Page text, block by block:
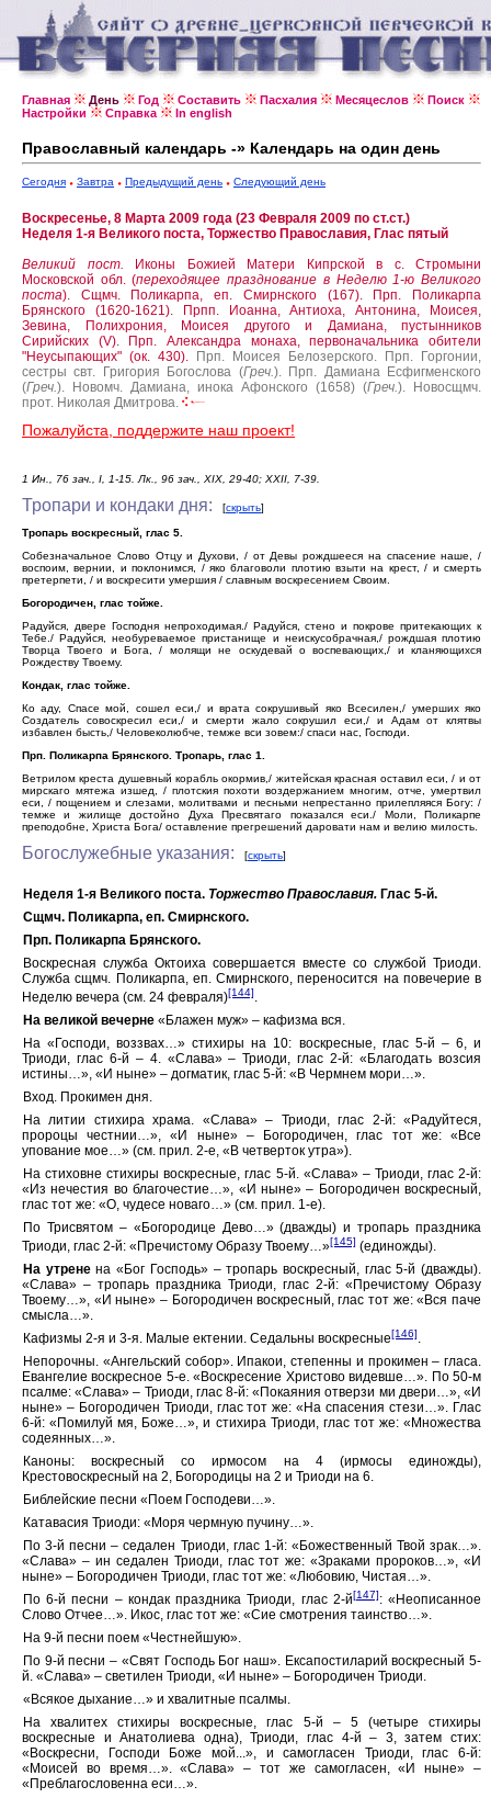
Главная День Год Составить Пасхалия Месяцеслов
Поиск
Настройки
Справка In english
Православный календарь -» Календарь на один день
Сегодня Завтра Предыдущий день Следующий день
Воскресенье, 8 Марта 2009 года (23 Февраля 2009 по ст.ст.)
Неделя 1-я Великого поста, Торжество Православия, Глас пятый
Великий пост.
Иконы Божией Матери Кипрской в с. Стромыни
Московской обл. (переходящее празднование в Неделю 1-ю Великого
поста). Сщмч. Поликарпа, еп. Смирнского (167).
Прп. Поликарпа
Брянского (1620-1621).
Прпп. Иоанна, Антиоха, Антонина, Моисея,
Зевина, Полихрония, Моисея другого и Дамиана, пустынников
Сирийских (V).
Прп. Александра монаха, первоначальника обители
"Неусыпающих" (ок. 430).
Прп. Моисея Белозерского.
Прп. Горгонии,
сестры свт. Григория Богослова (Греч.). Прп. Дамиана Есфигменского
(Греч.). Новомч. Дамиана, инока Афонского (1658) (Греч.).
Новосщмч.
прот. Николая Дмитрова.
Пожалуйста, поддержите наш проект!
1 Ин., 76 зач., I, 1-15. Лк., 96 зач., XIX, 29-40; XXII, 7-39.
Тропари и кондаки дня: [скрыть]
Тропарь воскресный, глас 5.
Собезначальное Слово Отцу и Духови, / от Девы рождшееся на спасение наше, /
воспоим, вернии, и поклонимся, / яко благоволи плотию взыти на крест, / и смерть
претерпети, / и воскресити умершия / славным воскресением Своим.
Богородичен, глас тойже.
Радуйся, двере Господня непроходимая./ Радуйся, стено и покрове притекающих к
Тебе./ Радуйся, необуреваемое пристанище и неискусобрачная,/ рождшая плотию
Творца Твоего и Бога, / молящи не оскудевай о воспевающих,/ и кланяющихся
Рождеству Твоему.
Кондак, глас тойже.
Ко аду, Спасе мой, сошел еси,/ и врата сокрушивый яко Всесилен,/ умерших яко
Создатель совоскресил еси,/ и смерти жало сокрушил еси,/ и Адам от клятвы
избавлен бысть,/ Человеколюбче, темже вси зовем:/ спаси нас, Господи.
Прп. Поликарпа Брянского. Тропарь, глас 1.
Ветрилом креста душевный корабль окормив,/ житейская красная оставил еси, / и от
мирскаго мятежа изшед, / плотския похоти воздержанием многим, отче, умертвил
еси, / пощением и слезами, молитвами и песньми непрестанно прилепляяся Богу: /
темже и жилище достойно Духа Пресвятаго показался еси./ Моли, Поликарпе
преподобне, Христа Бога/ оставление прегрешений даровати нам и велию милость.
Богослужебные указания: [скрыть]
Неделя 1-я Великого поста. Торжество Православия. Глас 5-й.
Сщмч. Поликарпа, еп. Смирнского.
Прп. Поликарпа Брянского.
Воскресная служба Октоиха совершается вместе со службой Триоди.
Служба сщмч. Поликарпа, еп. Смирнского, переносится на повечерие в
Неделю вечера (см. 24 февраля)[144].
На великой вечерне «Блажен муж» – кафизма вся.
На «Господи, воззвах…» стихиры на 10: воскресные, глас 5-й – 6, и
Триоди, глас 6-й – 4. «Слава» – Триоди, глас 2-й: «Благодать возсия
истины…», «И ныне» – догматик, глас 5-й: «В Чермнем мори…».
Вход. Прокимен дня.
На литии стихира храма. «Слава» – Триоди, глас 2-й: «Радуйтеся,
пророцы честнии…», «И ныне» – Богородичен, глас тот же: «Все
упование мое…» (см. прил. 2-е, «В четверток утра»).
На стиховне стихиры воскресные, глас 5-й. «Слава» – Триоди, глас 2-й:
«Из нечестия во благочестие…», «И ныне» – Богородичен воскресный,
глас тот же: «О, чудесе новаго…» (см. прил. 1-е).
По Трисвятом – «Богородице Дево…» (дважды) и тропарь праздника
Триоди, глас 2-й: «Пречистому Образу Твоему…»[145] (единожды).
На утренена «Бог Господь» – тропарь воскресный, глас 5-й (дважды).
«Слава» – тропарь праздника Триоди, глас 2-й: «Пречистому Образу
Твоему…», «И ныне» – Богородичен воскресный, глас тот же: «Вся паче
смысла…».
Кафизмы 2-я и 3-я. Малые ектении. Седальны воскресные[146].
Непорочны. «Ангельский собор». Ипакои, степенны и прокимен – гласа.
Евангелие воскресное 5-е. «Воскресение Христово видевше…». По 50-м
псалме: «Слава» – Триоди, глас 8-й: «Покаяния отверзи ми двери…», «И
ныне» – Богородичен Триоди, глас тот же: «На спасения стези…». Глас
6-й: «Помилуй мя, Боже…», и стихира Триоди, глас тот же: «Множества
содеянных…».
Каноны: воскресный со ирмосом на 4 (ирмосы единожды),
Крестовоскресный на 2, Богородицы на 2 и Триоди на 6.
Библейские песни «Поем Господеви…».
Катавасия Триоди: «Моря чермную пучину…».
По 3-й песни – седален Триоди, глас 1-й: «Божественный Твой зрак…».
«Слава» – ин седален Триоди, глас тот же: «Зраками пророков…», «И
ныне» – Богородичен Триоди, глас тот же: «Любовию, Чистая…».
По 6-й песни – кондак праздника Триоди, глас 2-й[147]: «Неописанное
Cлово Отчее…». Икос, глас тот же: «Сие смотрения таинство…».
На 9-й песни поем «Честнейшую».
По 9-й песни – «Свят Господь Бог наш». Ексапостиларий воскресный 5-
й. «Слава» – светилен Триоди, «И ныне» – Богородичен Триоди.
«Всякое дыхание…» и хвалитные псалмы.
На хвалитех стихиры воскресные, глас 5-й – 5 (четыре стихиры
воскресные и Анатолиева одна), Триоди, глас 4-й – 3, затем стих:
«Воскресни, Господи Боже мой...», и самогласен Триоди, глас 6-й:
«Моисей во время…». «Слава» – тот же самогласен, «И ныне» –
«Преблагословенна еси…».